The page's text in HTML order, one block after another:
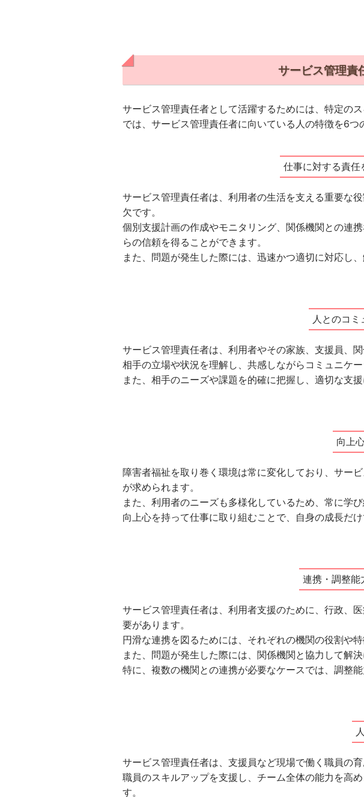
サービス管理責
サービス管理責任者として活躍するためには、特定の
では、サービス管理責任者に向いている人の特徴を6つ
仕事に対する責任
サービス管理責任者は、利用者の生活を支える重要な
欠です。
個別支援計画の作成やモニタリング、関係機関との連
らの信頼を得ることができます。
また、問題が発生した際には、迅速かつ適切に対応し
人とのコミ
サービス管理責任者は、利用者やその家族、支援員、
相手の立場や状況を理解し、共感しながらコミュニケ
また、相手のニーズや課題を的確に把握し、適切な支
向上
障害者福祉を取り巻く環境は常に変化しており、サー
が求められます。
また、利用者のニーズも多様化しているため、常に学
向上心を持って仕事に取り組むことで、自身の成長だ
連携・調整能
サービス管理責任者は、利用者支援のために、行政、
要があります。
円滑な連携を図るためには、それぞれの機関の役割や
また、問題が発生した際には、関係機関と協力して解
特に、複数の機関との連携が必要なケースでは、調整
サービス管理責任者は、支援員など現場で働く職員の育
職員のスキルアップを支援し、チーム全体の能力を高
す。